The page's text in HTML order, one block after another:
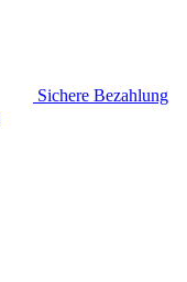
Sichere Bezahlung